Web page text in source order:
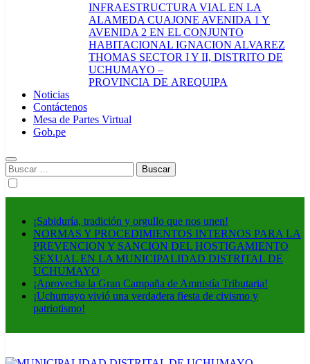
INFRAESTRUCTURA VIAL EN LA
ALAMEDA CUAJONE AVENIDA 1 Y
AVENIDA 2 EN EL CONJUNTO
HABITACIONAL IGNACION ALVAREZ
THOMAS SECTOR I Y II, DISTRITO DE
UCHUMAYO –
PROVINCIA DE AREQUIPA
Noticias
Contáctenos
Mesa de Partes Virtual
Gob.pe
Buscar:
¡Sabiduría, tradición y orgullo que nos unen!
NORMAS Y PROCEDIMIENTOS INTERNOS PARA LA
PREVENCION Y SANCION DEL HOSTIGAMIENTO
SEXUAL EN LA MUNICIPALIDAD DISTRITAL DE
UCHUMAYO
¡Aprovecha la Gran Campaña de Amnistía Tributaria!
¡Uchumayo vivió una verdadera fiesta de civismo y
patriotismo!